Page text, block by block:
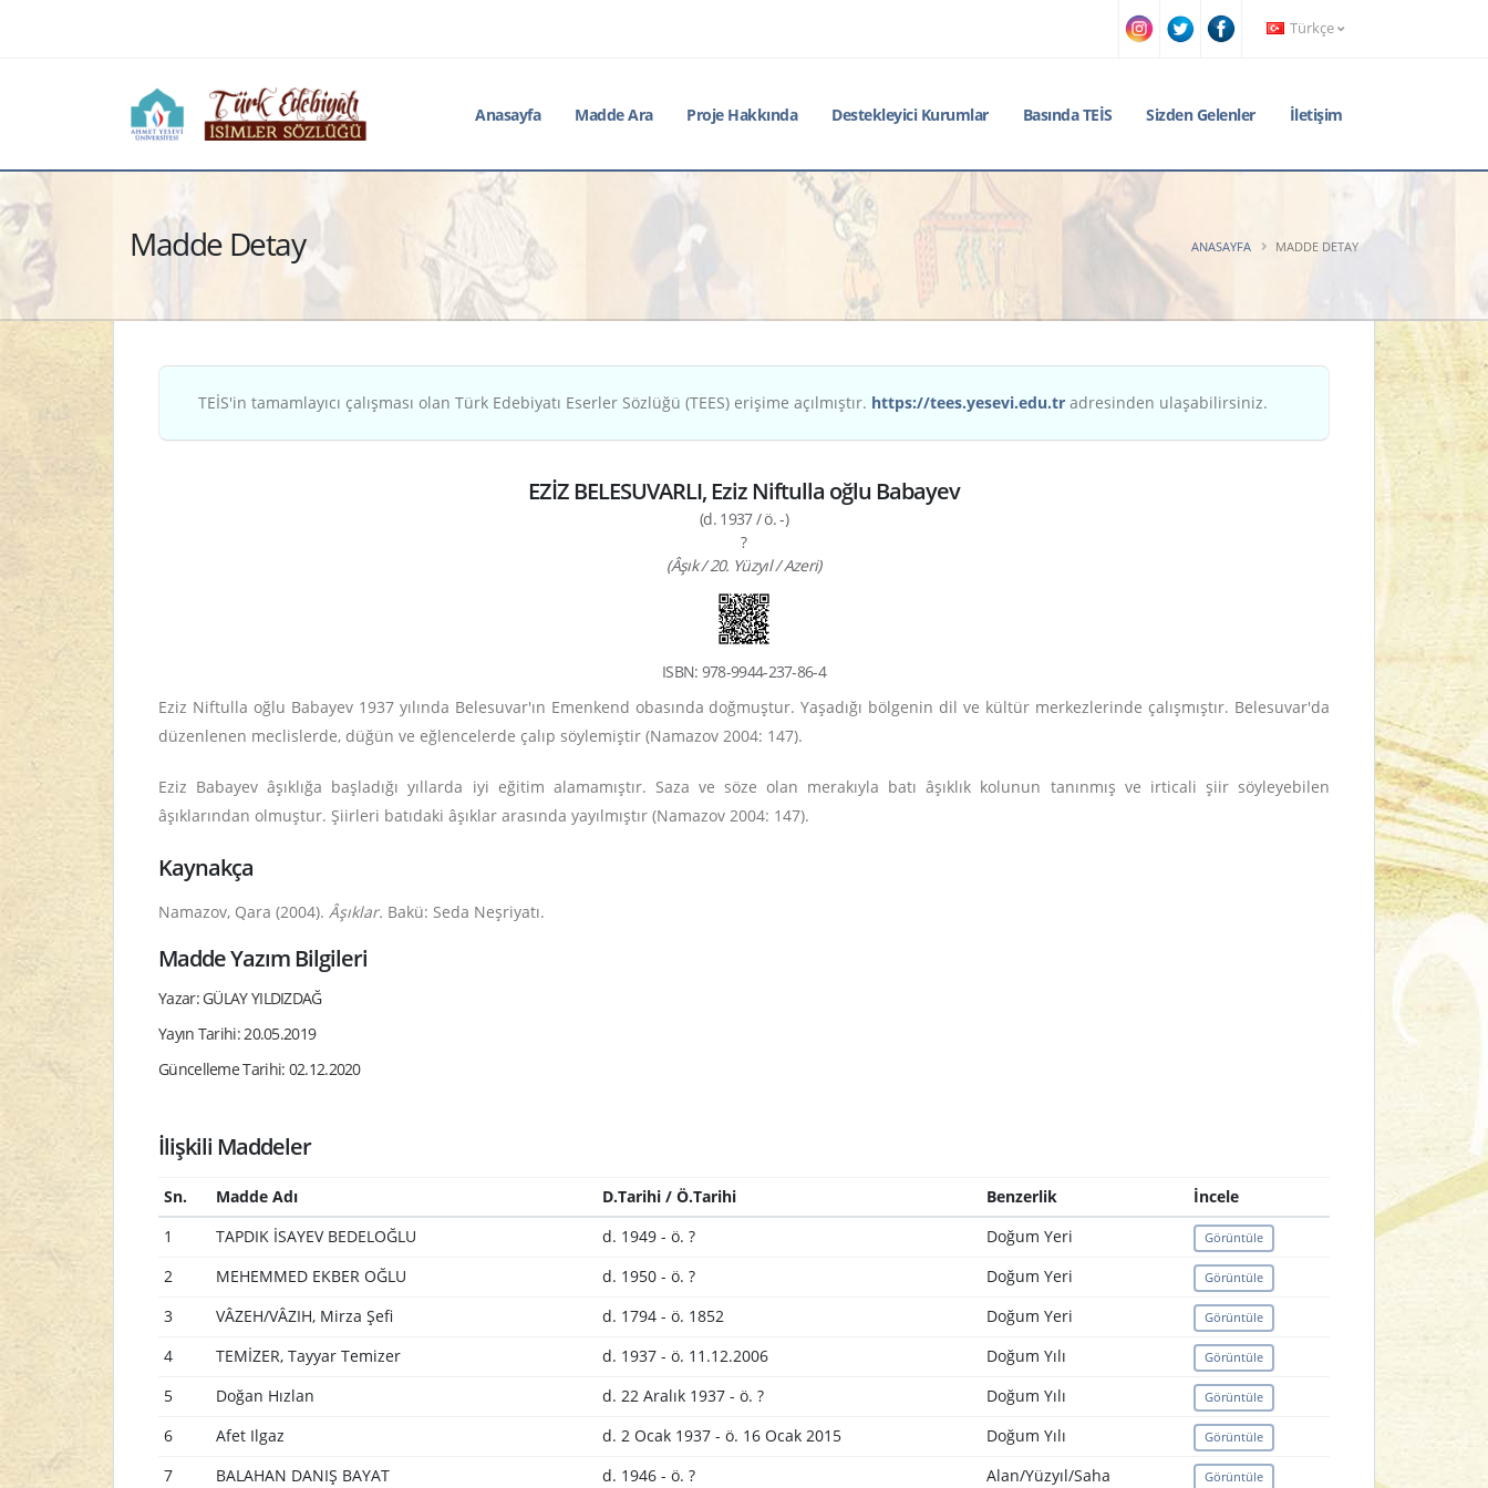
Türkçe
Anasayfa Madde Ara Proje Hakkında Destekleyici Kurumlar Basında TEİS Sizden Gelenler İletişim
Madde Detay ANASAYFA MADDE DETAY
TEİS'in tamamlayıcı çalışması olan Türk Edebiyatı Eserler Sözlüğü (TEES) erişime açılmıştır. https://tees.yesevi.edu.tr adresinden ulaşabilirsiniz.
EZİZ BELESUVARLI, Eziz Niftulla oğlu Babayev
(d. 1937 / ö. -)
?
(Âşık / 20. Yüzyıl / Azeri)
ISBN: 978-9944-237-86-4
Eziz Niftulla oğlu Babayev 1937 yılında Belesuvar'ın Emenkend obasında doğmuştur. Yaşadığı bölgenin dil ve kültür merkezlerinde çalışmıştır. Belesuvar'da
düzenlenen meclislerde, düğün ve eğlencelerde çalıp söylemiştir (Namazov 2004: 147).
Eziz Babayev âşıklığa başladığı yıllarda iyi eğitim alamamıştır. Saza ve söze olan merakıyla batı âşıklık kolunun tanınmış ve irticali şiir söyleyebilen
âşıklarından olmuştur. Şiirleri batıdaki âşıklar arasında yayılmıştır (Namazov 2004: 147).
Kaynakça
Namazov, Qara (2004). Âşıklar. Bakü: Seda Neşriyatı.
Madde Yazım Bilgileri
Yazar: GÜLAY YILDIZDAĞ
Yayın Tarihi: 20.05.2019
Güncelleme Tarihi: 02.12.2020
İlişkili Maddeler
Sn. Madde Adı D.Tarihi / Ö.Tarihi Benzerlik
İncele
1
TAPDIK İSAYEV BEDELOĞLU d. 1949 - ö. ? Doğum Yeri Görüntüle
2 MEHEMMED EKBER OĞLU d. 1950 - ö. ? Doğum Yeri Görüntüle
3 VÂZEH/VÂZIH, Mirza Şefi d. 1794 - ö. 1852 Doğum Yeri Görüntüle
4 TEMİZER, Tayyar Temizer d. 1937 - ö. 11.12.2006 Doğum Yılı Görüntüle
5 Doğan Hızlan d. 22 Aralık 1937 - ö. ? Doğum Yılı Görüntüle
6 Afet Ilgaz d. 2 Ocak 1937 - ö. 16 Ocak 2015 Doğum Yılı Görüntüle
7 BALAHAN DANIŞ BAYAT d. 1946 - ö. ? Alan/Yüzyıl/Saha Görüntüle